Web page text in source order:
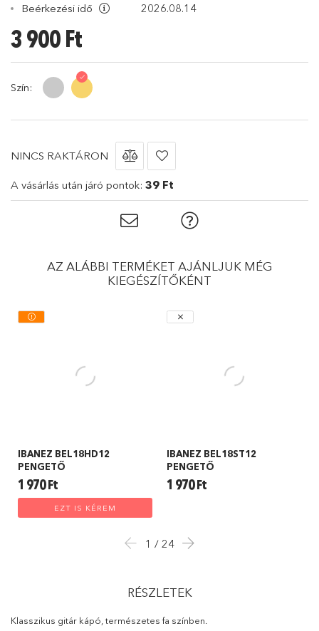
Beérkezési idő 2026.08.14
3 900 Ft
Szín:
NINCS RAKTÁRON
A vásárlás után járó pontok: 39 Ft
AZ ALÁBBI TERMÉKET AJÁNLJUK MÉG
KIEGÉSZÍTŐKÉNT
IBANEZ BEL18HD12
PENGETŐ
1 970Ft
EZT IS KÉREM
IBANEZ BEL18ST12
PENGETŐ
1 970Ft
1 / 24
RÉSZLETEK
Klasszikus gitár kápó, természetes fa színben.